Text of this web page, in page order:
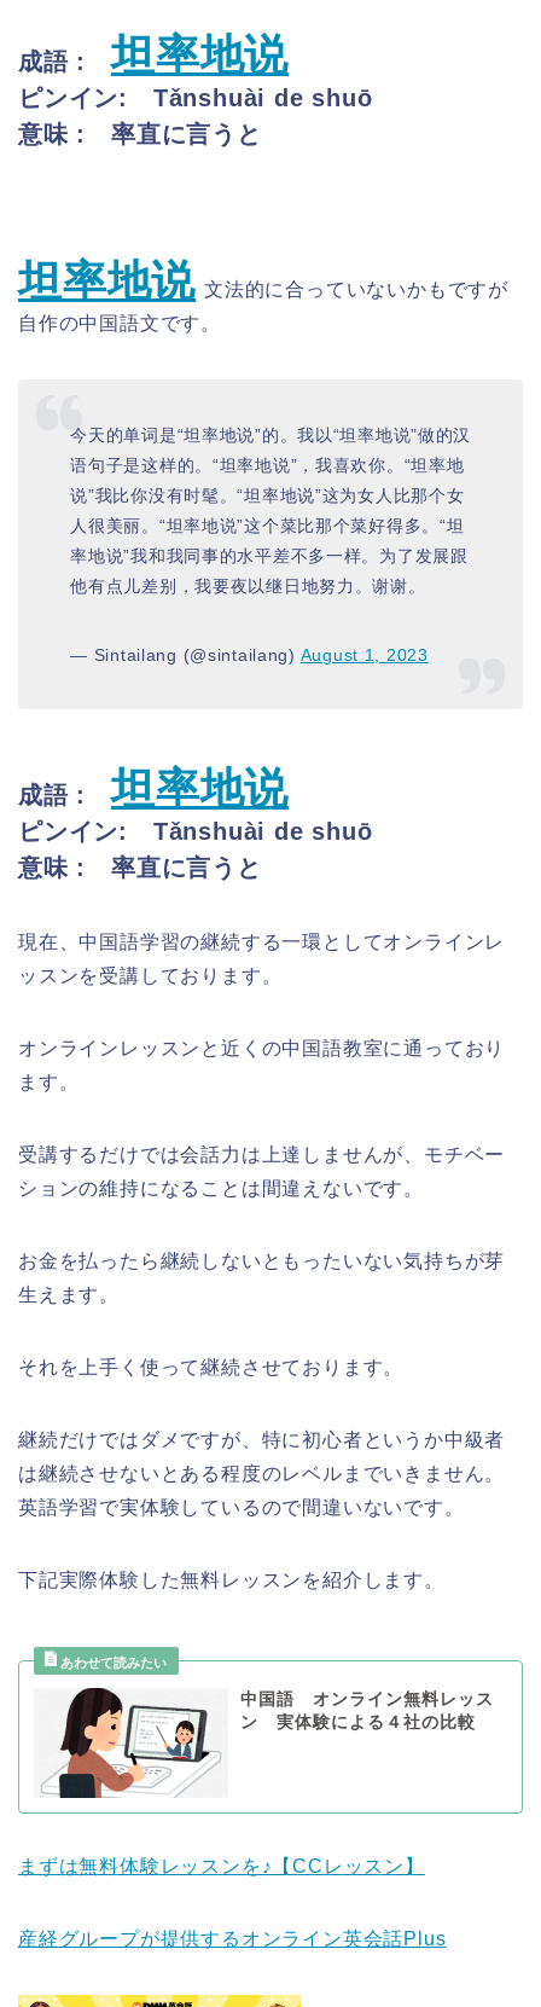
成語 :坦率地说
ピンイン: Tǎnshuài de shuō
意味 : 率直に言うと
坦率地说 文法的に合っていないかもですが
自作の中国語文です。
今天的单词是“坦率地说”的。我以“坦率地说”做的汉
语句子是这样的。“坦率地说”，我喜欢你。“坦率地
说”我比你没有时髦。“坦率地说”这为女人比那个女
人很美丽。“坦率地说”这个菜比那个菜好得多。“坦
率地说”我和我同事的水平差不多一样。为了发展跟
他有点儿差别，我要夜以继日地努力。谢谢。
— Sintailang (@sintailang) August 1, 2023
成語 :坦率地说
ピンイン: Tǎnshuài de shuō
意味 : 率直に言うと
現在、中国語学習の継続する一環としてオンラインレ
ッスンを受講しております。
オンラインレッスンと近くの中国語教室に通っており
ます。
受講するだけでは会話力は上達しませんが、モチベー
ションの維持になることは間違えないです。
お金を払ったら継続しないともったいない気持ちが芽
生えます。
それを上手く使って継続させております。
継続だけではダメですが、特に初心者というか中級者
は継続させないとある程度のレベルまでいきません。
英語学習で実体験しているので間違いないです。
下記実際体験した無料レッスンを紹介します。
中国語 オンライン無料レッス
ン 実体験による４社の比較
まずは無料体験レッスンを♪【CCレッスン】
産経グループが提供するオンライン英会話Plus